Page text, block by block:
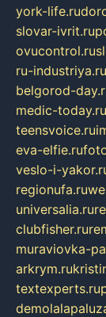
york-life.ru
slovar-ivrit.ru
ovucontrol.ru
ru-industriya.ru
belgorod-
medic-today.ru
teensvoice.ru
eva-elfie.ru
veslo-i-
regionufa.ru
universalia.ru
clubfisher.ru
muraviovka-
arkrym.ru
textexperts.ru